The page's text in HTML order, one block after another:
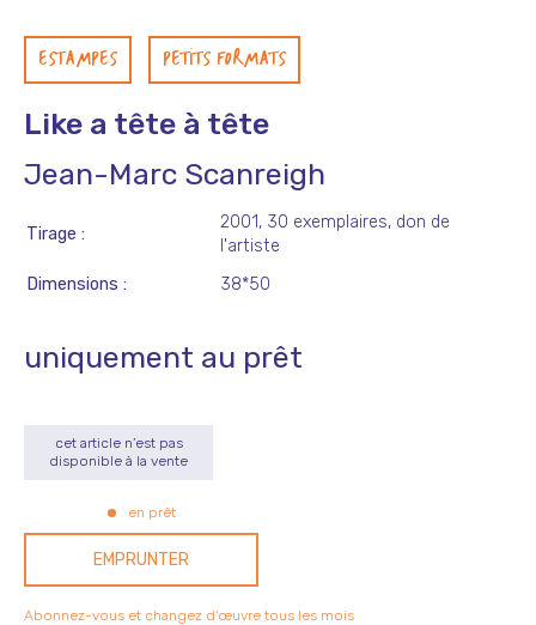
ESTAMPES PETITS FORMATS
Like a tête à tête
Jean-Marc Scanreigh
Tirage
2001, 30 exemplaires, don de
l'artiste
Dimensions
38*50
uniquement au prêt
cet article n’est pas
disponible à la vente
en prêt
EMPRUNTER
Abonnez-vous et changez d’œuvre tous les mois